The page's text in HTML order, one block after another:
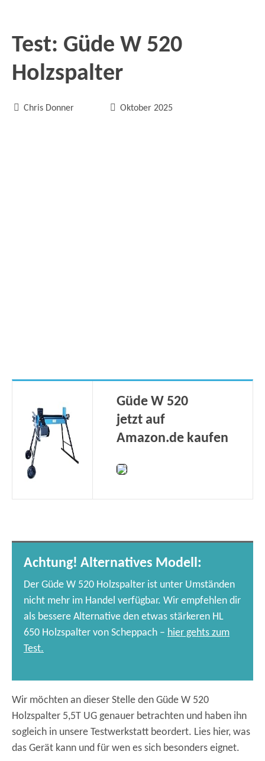
Test: Güde W 520
Holzspalter
 Chris Donner  Oktober 2025
Güde W 520
jetzt auf
Amazon.de kaufen
Achtung! Alternatives Modell:
Der Güde W 520 Holzspalter ist unter Umständen
nicht mehr im Handel verfügbar. Wir empfehlen dir
als bessere Alternative den etwas stärkeren HL
650 Holzspalter von Scheppach – hier gehts zum
Test.
Wir möchten an dieser Stelle den Güde W 520
Holzspalter 5,5T UG genauer betrachten und haben ihn
sogleich in unsere Testwerkstatt beordert. Lies hier, was
das Gerät kann und für wen es sich besonders eignet.